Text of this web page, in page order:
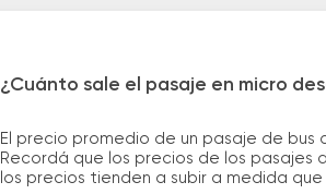
¿Cuánto sale el pasaje en micro
El precio promedio de un pasaje de
Recordá que los precios de los pasajes
los precios tienden a subir a medida